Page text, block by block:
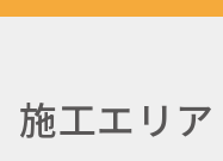
施工エリア